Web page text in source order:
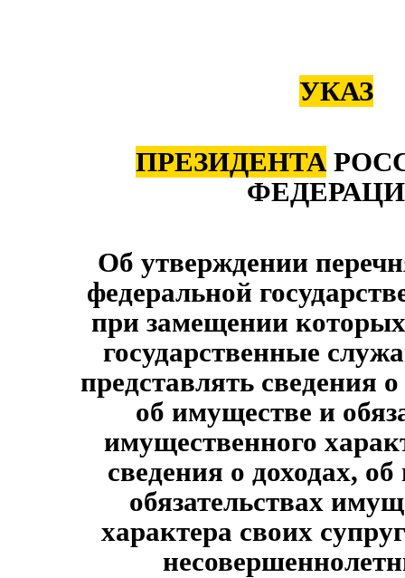
УКАЗ
ПРЕЗИДЕНТА
Об утверждении
федеральной
при замещении
государственные
представлять сведения
об имуществе и
имущественного
сведения о доходах,
обязательствах
характера своих